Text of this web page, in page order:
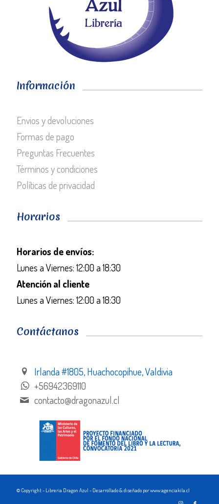
Información
Envios y devoluciones
Formas de pago
Preguntas Frecuentes
Términos y condiciones
Políticas de privacidad
Horarios
Horarios de envíos:
Lunes a Viernes: 12:00 a 18:30
Atención al cliente
Lunes a Viernes: 12:00 a 18:30
Contáctanos
Irlanda #1805, Huachocopihue, Valdivia
+56942369110
contacto@dragonazul.cl
© Copyright - Libreria Dragon Azul - Desarrollado & diseñado por www.agenciakila.cl